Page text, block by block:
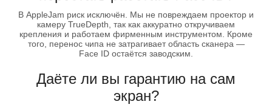
В AppleJam риск исключён. Мы не повреждаем проектор и
камеру TrueDepth, так как аккуратно откручиваем
крепления и работаем фирменным инструментом. Кроме
того, перенос чипа не затрагивает область сканера —
Face ID остаётся заводским.
Даёте ли вы гарантию на сам
экран?